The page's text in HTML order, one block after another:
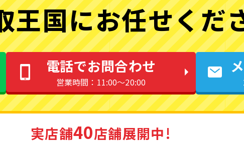
王国にお任せくだ
電話でお問合わせ
営業時間：11:00〜20:00
実店舗40店舗展開中!